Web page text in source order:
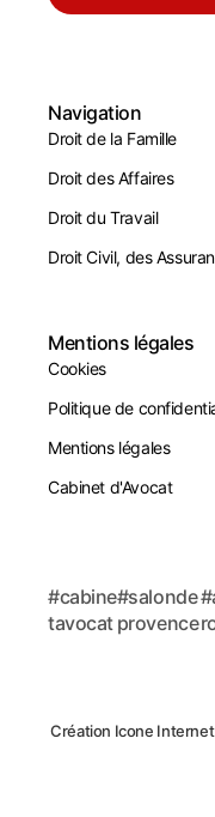
Navigation
Droit de la Famille
Droit des Affaires
Droit du Travail
Droit Civil, des
Mentions légales
Cookies
Politique de
Mentions légales
Cabinet d'Avocat
#cabine
tavocat
#salonde
provence
Création Icone Internet|